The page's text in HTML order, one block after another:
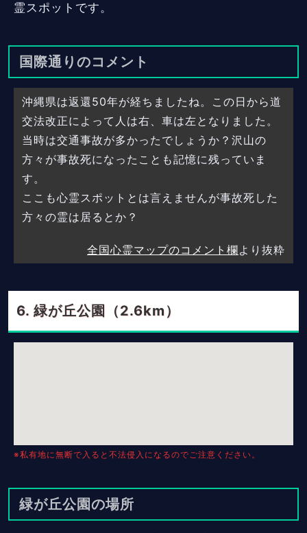
霊スポットです。
国際通りのコメント
沖縄県は返還50年が経ちましたね。この日から道
交法改正によって人は右、車は左となりました。
当時は交通事故が多かったでしょうか？沢山の
方々が事故死になったことも記憶に残っていま
す。
ここも心霊スポットとは言えませんが事故死した
方々の霊は居るとか？
全国心霊マップのコメント欄より抜粋
緑が丘公園（2.6km）
※私有地に無断で入ると不法侵入になるのでご注意ください。
緑が丘公園の場所